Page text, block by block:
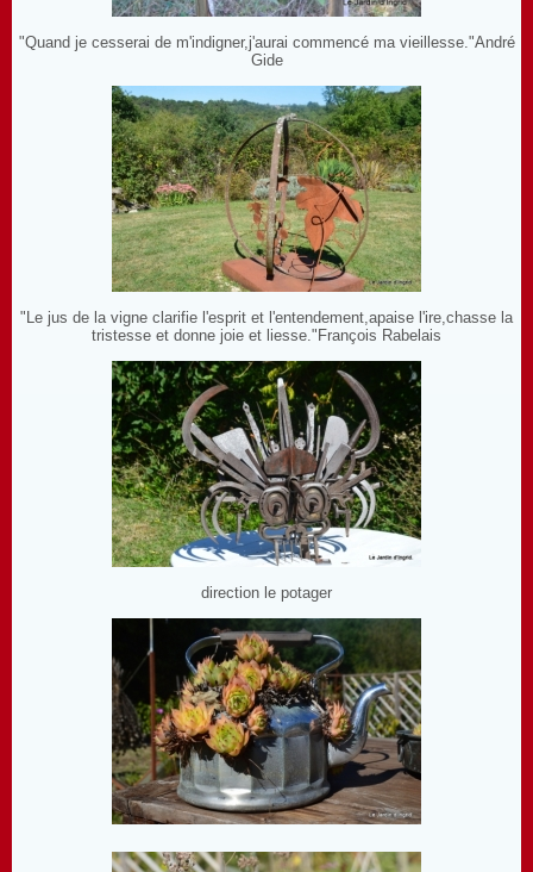
"Quand je cesserai de m'indigner,j'aurai commencé ma vieillesse."André
Gide
"Le jus de la vigne clarifie l'esprit et l'entendement,apaise l'ire,chasse la
tristesse et donne joie et liesse."François Rabelais
direction le potager